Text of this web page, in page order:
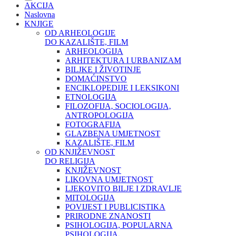
AKCIJA
Naslovna
KNJIGE
OD ARHEOLOGIJE
DO KAZALIŠTE, FILM
ARHEOLOGIJA
ARHITEKTURA I URBANIZAM
BILJKE I ŽIVOTINJE
DOMAĆINSTVO
ENCIKLOPEDIJE I LEKSIKONI
ETNOLOGIJA
FILOZOFIJA, SOCIOLOGIJA,
ANTROPOLOGIJA
FOTOGRAFIJA
GLAZBENA UMJETNOST
KAZALIŠTE, FILM
OD KNJIŽEVNOST
DO RELIGIJA
KNJIŽEVNOST
LIKOVNA UMJETNOST
LJEKOVITO BILJE I ZDRAVLJE
MITOLOGIJA
POVIJEST I PUBLICISTIKA
PRIRODNE ZNANOSTI
PSIHOLOGIJA, POPULARNA
PSIHOLOGIJA,